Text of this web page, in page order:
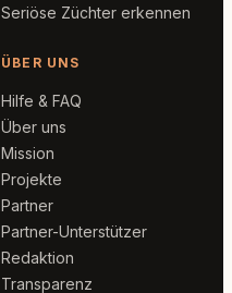
Seriöse Züchter erkennen
ÜBER UNS
Hilfe & FAQ
Über uns
Mission
Projekte
Partner
Partner-Unterstützer
Redaktion
Transparenz